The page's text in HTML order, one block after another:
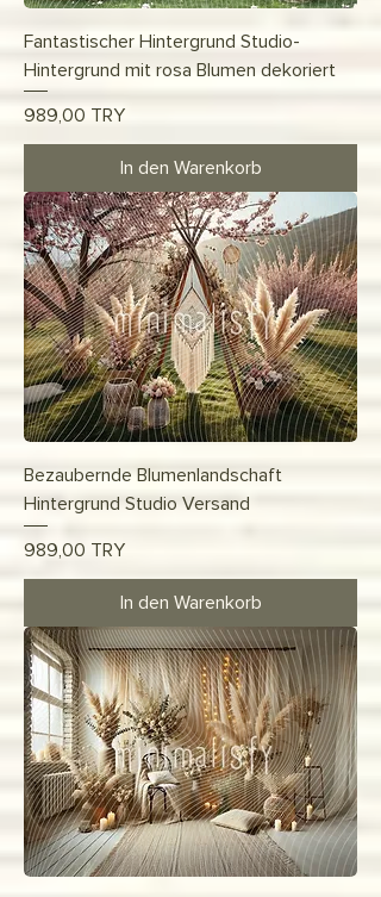
Fantastischer Hintergrund Studio-
Hintergrund mit rosa Blumen dekoriert
Preis
989,00 TRY
In den Warenkorb
Bezaubernde Blumenlandschaft
Hintergrund Studio Versand
Preis
989,00 TRY
In den Warenkorb